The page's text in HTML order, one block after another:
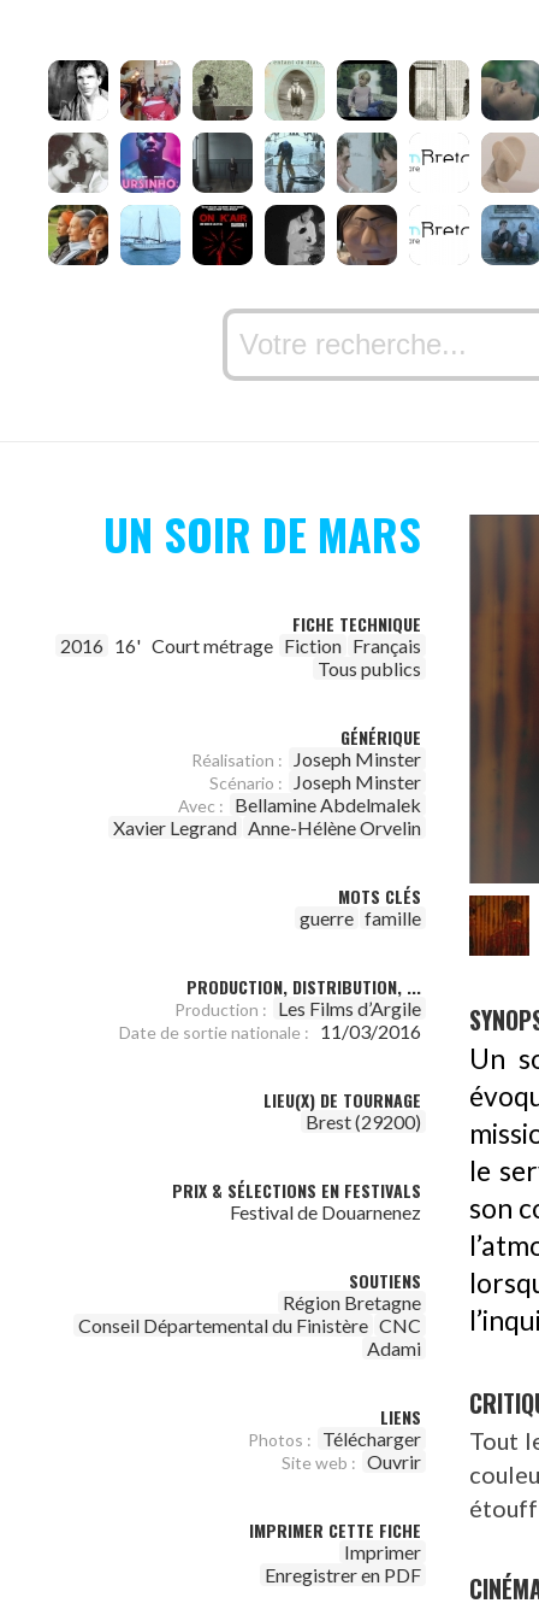
UN SOIR DE MARS
FICHE TECHNIQUE
2016 16' Court métrage Fiction Français
Tous publics
GÉNÉRIQUE
Réalisation : Joseph Minster
Scénario : Joseph Minster
Avec :
Bellamine Abdelmalek
Xavier Legrand Anne-Hélène Orvelin
MOTS CLÉS
guerre famille
PRODUCTION, DISTRIBUTION, ...
Production : Les Films d’Argile
Date de sortie nationale : 11/03/2016
LIEU(X) DE TOURNAGE
Brest (29200)
PRIX & SÉLECTIONS EN FESTIVALS
Festival de Douarnenez
SOUTIENS
Région Bretagne
Conseil Départemental du Finistère CNC
Adami
LIENS
Photos : Télécharger
Site web : Ouvrir
IMPRIMER CETTE FICHE
Imprimer
Enregistrer en PDF
Un
le
son
Tout